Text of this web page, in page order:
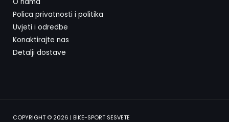
Polica privatnosti i politika
Uvjeti i odredbe
Konaktirajte nas
Detalji dostave
COPYRIGHT © 2026 | BIKE-SPORT SESVETE